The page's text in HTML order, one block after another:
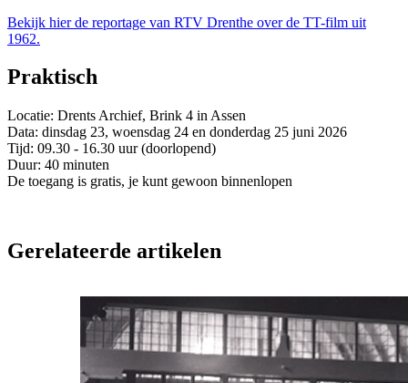
Bekijk hier de reportage van RTV Drenthe over de TT-film uit
1962.
Praktisch
Locatie: Drents Archief, Brink 4 in Assen
Data: dinsdag 23, woensdag 24 en donderdag 25 juni 2026
Tijd: 09.30 - 16.30 uur (doorlopend)
Duur: 40 minuten
De toegang is gratis, je kunt gewoon binnenlopen
Gerelateerde artikelen